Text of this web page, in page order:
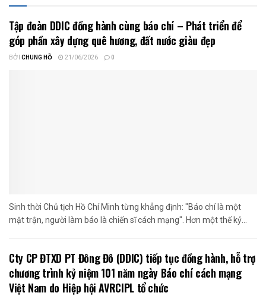
Tập đoàn DDIC đồng hành cùng báo chí – Phát triển để
góp phần xây dựng quê hương, đất nước giàu đẹp
BỞI CHUNG HỒ 21/06/2026 0
Sinh thời Chủ tịch Hồ Chí Minh từng khẳng định: "Báo chí là một
mặt trận, người làm báo là chiến sĩ cách mạng". Hơn một thế kỷ...
Cty CP ĐTXD PT Đông Đô (DDIC) tiếp tục đồng hành, hỗ trợ
chương trình kỷ niệm 101 năm ngày Báo chí cách mạng
Việt Nam do Hiệp hội AVRCIPL tổ chức